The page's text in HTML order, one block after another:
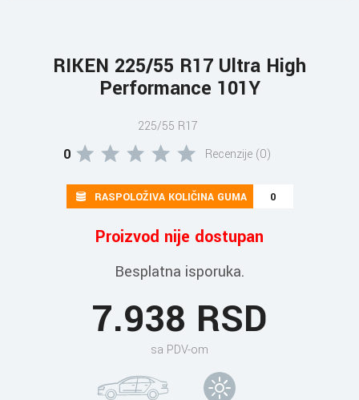
RIKEN 225/55 R17 Ultra High
Performance 101Y
225/55 R17
0 Recenzije (0)
RASPOLOŽIVA KOLIČINA GUMA 0
Proizvod nije dostupan
Besplatna isporuka.
7.938 RSD
sa PDV-om